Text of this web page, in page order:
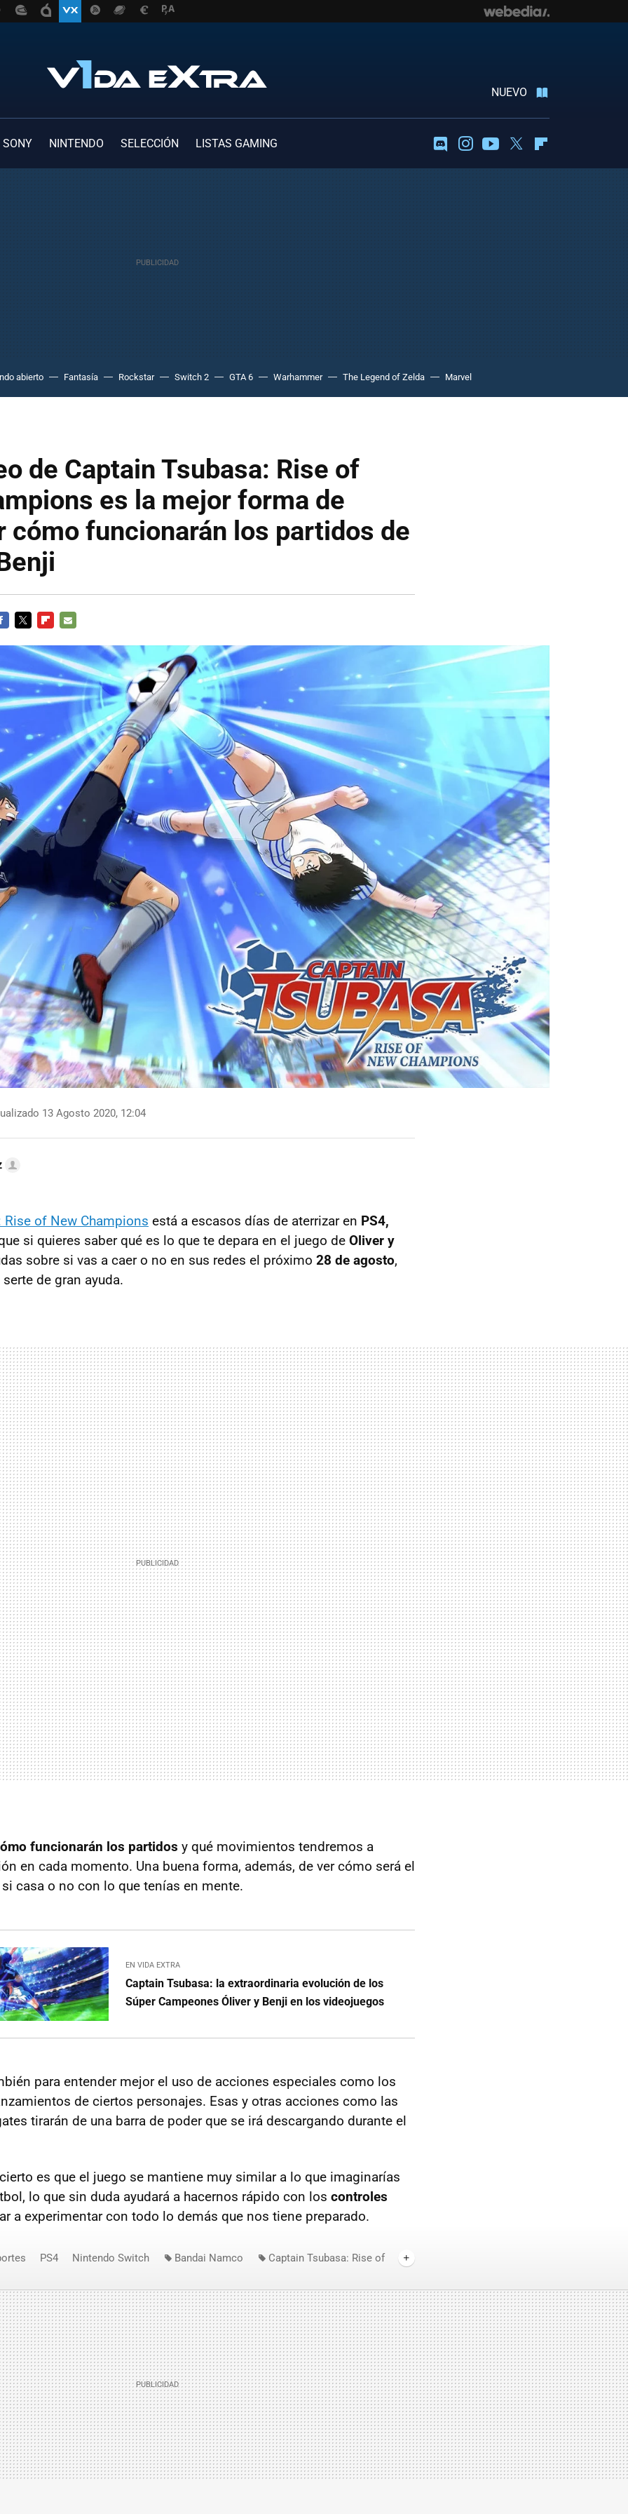
NUEVO
SONY NINTENDO SELECCIÓN LISTAS GAMING DiscordInstagramYoutubeTwitter
abierto Fantasía Rockstar Switch 2 GTA 6 Warhammer The Legend of Zelda Marvel
de Captain Tsubasa: Rise of
es la mejor forma de
cómo funcionarán los partidos de
MAIL
13 Agosto 2020, 12:04
Rise of New Champions está a escasos días de aterrizar en PS4,
si quieres saber qué es lo que te depara en el juego de Oliver y
sobre si vas a caer o no en sus redes el próximo 28 de agosto,
de gran ayuda.
funcionarán los partidos y qué movimientos tendremos a
en cada momento. Una buena forma, además, de ver cómo será el
casa o no con lo que tenías en mente.
EN VIDA EXTRA
Captain Tsubasa: la extraordinaria evolución de los
Súper Campeones Óliver y Benji en los videojuegos
para entender mejor el uso de acciones especiales como los
de ciertos personajes. Esas y otras acciones como las
tirarán de una barra de poder que se irá descargando durante el
es que el juego se mantiene muy similar a lo que imaginarías
lo que sin duda ayudará a hacernos rápido con los controles
a experimentar con todo lo demás que nos tiene preparado.
PS4 Nintendo Switch Bandai Namco
Captain Tsubasa: Rise of